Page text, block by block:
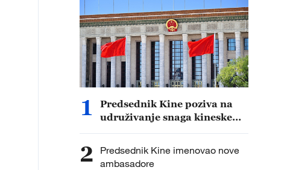
1
Predsednik Kine poziva na
udruživanje snaga kineske
podmlađivanja
2
Predsednik Kine imenovao nove
ambasadore